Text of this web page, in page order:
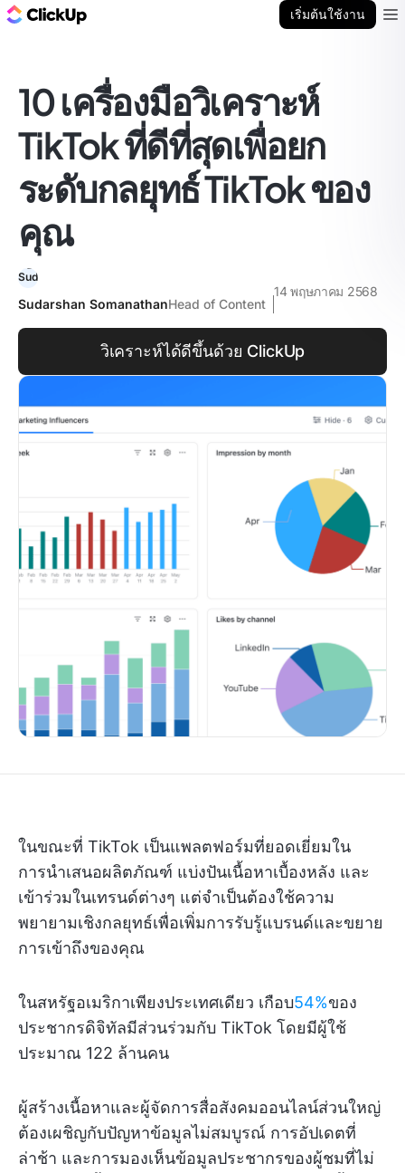
เริ่มต้นใช้งาน
10 เครื่องมือวิเคราะห์
TikTok ที่ดีที่สุดเพื่อยก
ระดับกลยุทธ์ TikTok ของ
คุณ
Sudarshan SomanathanHead of Content
14 พฤษภาคม 2568
วิเคราะห์ได้ดีขึ้นด้วย ClickUp
ในขณะที่ TikTok เป็นแพลตฟอร์มที่ยอดเยี่ยมใน
การนำเสนอผลิตภัณฑ์ แบ่งปันเนื้อหาเบื้องหลัง และ
เข้าร่วมในเทรนด์ต่างๆ แต่จำเป็นต้องใช้ความ
พยายามเชิงกลยุทธ์เพื่อเพิ่มการรับรู้แบรนด์และขยาย
การเข้าถึงของคุณ
ในสหรัฐอเมริกาเพียงประเทศเดียว เกือบ54%ของ
ประชากรดิจิทัลมีส่วนร่วมกับ TikTok โดยมีผู้ใช้
ประมาณ 122 ล้านคน
ผู้สร้างเนื้อหาและผู้จัดการสื่อสังคมออนไลน์ส่วนใหญ่
ต้องเผชิญกับปัญหาข้อมูลไม่สมบูรณ์ การอัปเดตที่
ล่าช้า และการมองเห็นข้อมูลประชากรของผู้ชมที่ไม่